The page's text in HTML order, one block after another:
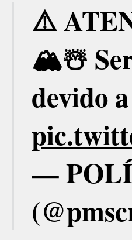
⚠️
🏔☃️
devido
—